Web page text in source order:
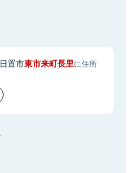
日置市東市来町長里に住所